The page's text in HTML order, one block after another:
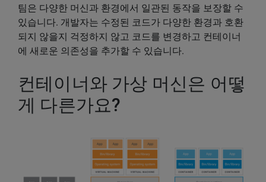
팀은 다양한 머신과 환경에서 일관된 동작을 보장할 수
있습니다. 개발자는 수정된 코드가 다양한 환경과 호환
되지 않을지 걱정하지 않고 코드를 변경하고 컨테이너
에 새로운 의존성을 추가할 수 있습니다.
컨테이너와 가상 머신은 어떻
게 다른가요?